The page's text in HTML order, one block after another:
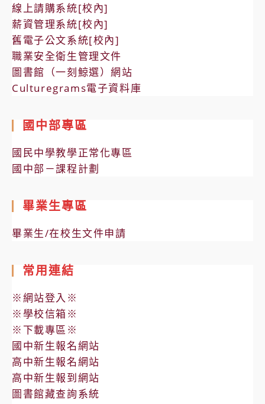
線上請購系統[校內]
薪資管理系統[校內]
舊電子公文系統[校內]
職業安全衛生管理文件
圖書館（一刻鯨選）網站
Culturegrams電子資料庫
國中部專區
國民中學教學正常化專區
國中部－課程計劃
畢業生專區
畢業生/在校生文件申請
常用連結
※網站登入※
※學校信箱※
※下載專區※
國中新生報名網站
高中新生報名網站
高中新生報到網站
圖書館藏查詢系統